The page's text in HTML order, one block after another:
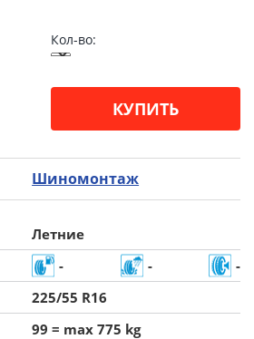
Кол-во:
КУПИТЬ
Шиномонтаж
Летние
- -
-
225/55 R16
99 = max 775 kg